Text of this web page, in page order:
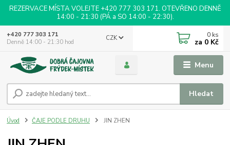
REZERVACE MÍSTA VOLEJTE +420 777 303 171. OTEVŘENO DENNĚ
14:00 - 21:30 (PÁ a SO 14:00 - 22:30).
Menu
CZK
Hledat
+420 777 303 171
Denně 14:00 - 21:30 hod
0 ks
za 0 Kč
Úvod ČAJE PODLE DRUHU JIN ZHEN